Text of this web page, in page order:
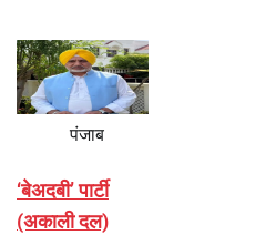
पंजाब
‘बेअदबी’ पार्टी
(अकाली दल)